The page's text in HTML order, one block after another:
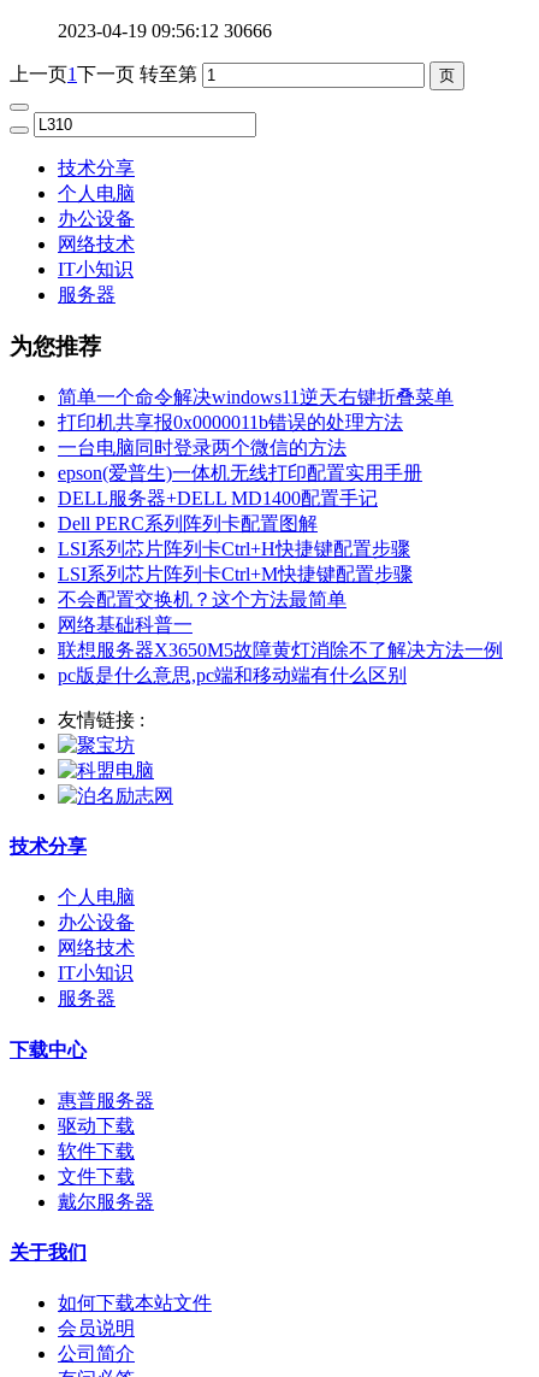
2023-04-19 09:56:12 30666
上一页1下一页 转至第
技术分享
个人电脑
办公设备
网络技术
IT小知识
服务器
为您推荐
简单一个命令解决windows11逆天右键折叠菜单
打印机共享报0x0000011b错误的处理方法
一台电脑同时登录两个微信的方法
epson(爱普生)一体机无线打印配置实用手册
DELL服务器+DELL MD1400配置手记
Dell PERC系列阵列卡配置图解
LSI系列芯片阵列卡Ctrl+H快捷键配置步骤
LSI系列芯片阵列卡Ctrl+M快捷键配置步骤
不会配置交换机？这个方法最简单
网络基础科普一
联想服务器X3650M5故障黄灯消除不了解决方法一例
pc版是什么意思,pc端和移动端有什么区别
友情链接 :
技术分享
个人电脑
办公设备
网络技术
IT小知识
服务器
下载中心
惠普服务器
驱动下载
软件下载
文件下载
戴尔服务器
关于我们
如何下载本站文件
会员说明
公司简介